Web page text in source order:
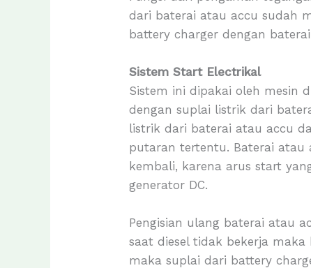
dari baterai atau accu sudah
battery charger dengan
Sistem Start Electrikal
Sistem ini dipakai oleh mesin
dengan suplai listrik dari
listrik dari baterai atau accu
putaran tertentu. Baterai atau
kembali, karena arus start
generator DC.
Pengisian ulang baterai atau
saat diesel tidak bekerja
maka suplai dari battery